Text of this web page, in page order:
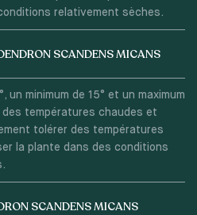
relativement sèches.
SCANDENS MICANS
un minimum de 15° et un maximum
températures chaudes et
tolérer des températures
la plante dans des conditions
SCANDENS MICANS